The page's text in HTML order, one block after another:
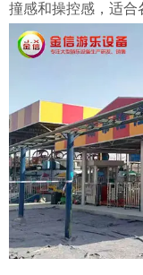
撞感和操控感，适合